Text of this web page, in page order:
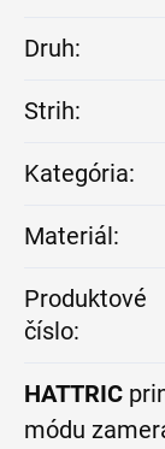
Druh:
Strih:
Kategória:
Materiál:
Produktové
číslo:
HATTRIC
módu